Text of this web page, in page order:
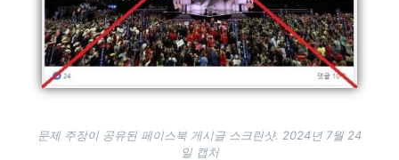
문제 주장이 공유된 페이스북 게시글 스크린샷. 2024년 7월 24
일 캡처